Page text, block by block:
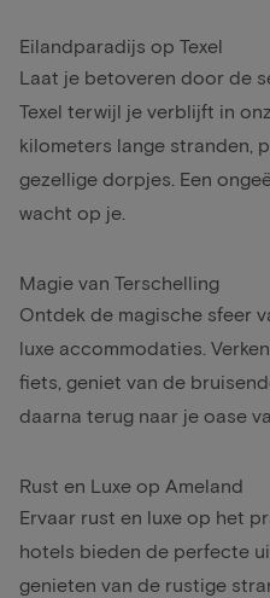
Eilandparadijs op Texel
Laat je betoveren door de
Texel terwijl je verblijft in
kilometers lange stranden,
gezellige dorpjes. Een
wacht op je.
Magie van Terschelling
Ontdek de magische sfeer
luxe accommodaties.
fiets, geniet van de
daarna terug naar je oase
Rust en Luxe op Ameland
Ervaar rust en luxe op het
hotels bieden de perfecte
genieten van de rustige